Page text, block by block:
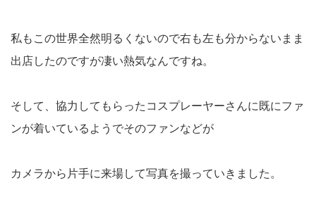
私もこの世界全然明るくないので右も左も分からないまま
出店したのですが凄い熱気なんですね。
そして、協力してもらったコスプレーヤーさんに既にファ
ンが着いているようでそのファンなどが
カメラから片手に来場して写真を撮っていきました。